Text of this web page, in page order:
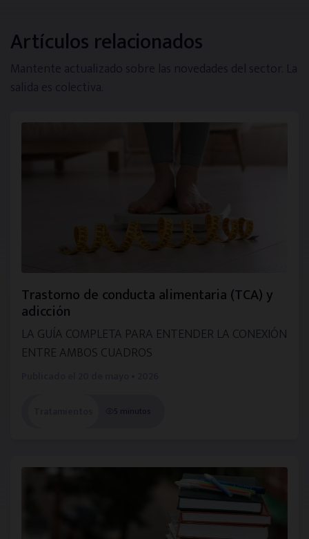
Artículos relacionados
Mantente actualizado sobre las novedades del sector. La
salida es colectiva.
Trastorno de conducta alimentaria (TCA) y
adicción
LA GUÍA COMPLETA PARA ENTENDER LA CONEXIÓN
ENTRE AMBOS CUADROS
5 minutos